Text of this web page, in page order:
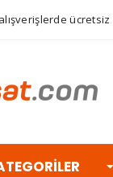
ücretsiz